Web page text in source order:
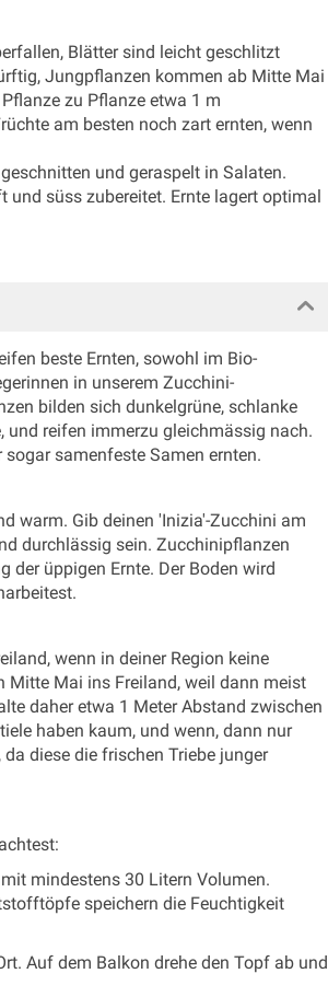
Blätter sind leicht geschlitzt
Jungpflanzen kommen ab Mitte Mai
zu Pflanze etwa 1 m
am besten noch zart ernten, wenn
und geraspelt in Salaten.
und süss zubereitet. Ernte lagert optimal
beste Ernten, sowohl im Bio-
in unserem Zucchini-
bilden sich dunkelgrüne, schlanke
und reifen immerzu gleichmässig nach.
samenfeste Samen ernten.
warm. Gib deinen 'Inizia'-Zucchini am
durchlässig sein. Zucchinipflanzen
der üppigen Ernte. Der Boden wird
wenn in deiner Region keine
Mitte Mai ins Freiland, weil dann meist
daher etwa 1 Meter Abstand zwischen
haben kaum, und wenn, dann nur
diese die frischen Triebe junger
mindestens 30 Litern Volumen.
speichern die Feuchtigkeit
Auf dem Balkon drehe den Topf ab und